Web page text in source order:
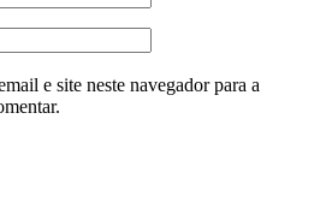
e site neste navegador para a